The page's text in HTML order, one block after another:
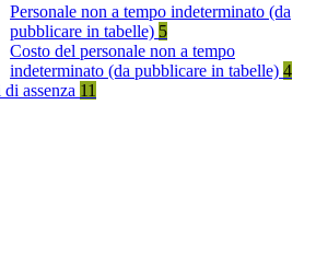
Personale non a tempo indeterminato (da
pubblicare in tabelle) 5
Costo del personale non a tempo
indeterminato (da pubblicare in tabelle) 4
di assenza 11